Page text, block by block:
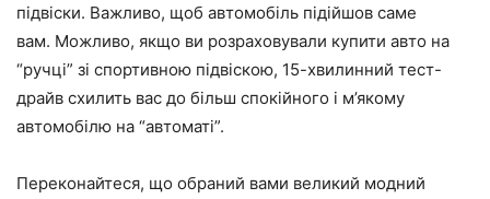
підвіски. Важливо, щоб автомобіль підійшов саме
вам. Можливо, якщо ви розраховували купити авто на
“ручці” зі спортивною підвіскою, 15-хвилинний тест-
драйв схилить вас до більш спокійного і м’якому
автомобілю на “автоматі”.
Переконайтеся, що обраний вами великий модний